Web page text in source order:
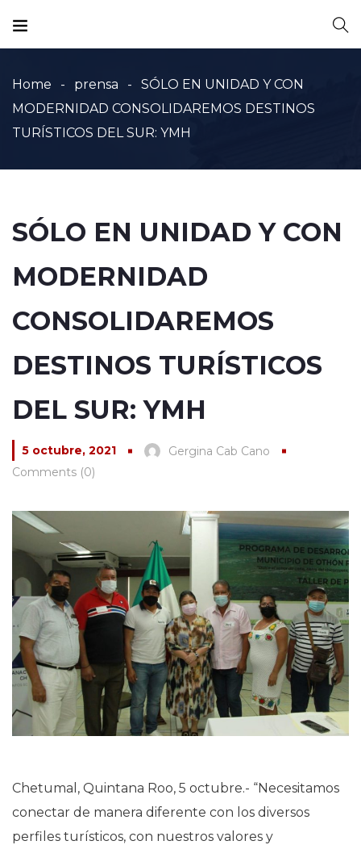
Home prensa
SÓLO EN UNIDAD Y CON
MODERNIDAD CONSOLIDAREMOS DESTINOS
TURÍSTICOS DEL SUR: YMH
SÓLO EN UNIDAD Y CON
MODERNIDAD
CONSOLIDAREMOS
DESTINOS TURÍSTICOS
DEL SUR: YMH
5 octubre, 2021
Gergina Cab Cano
Comments (0)
Chetumal, Quintana Roo, 5 octubre.- “Necesitamos
conectar de manera diferente con los diversos
perfiles turísticos, con nuestros valores y